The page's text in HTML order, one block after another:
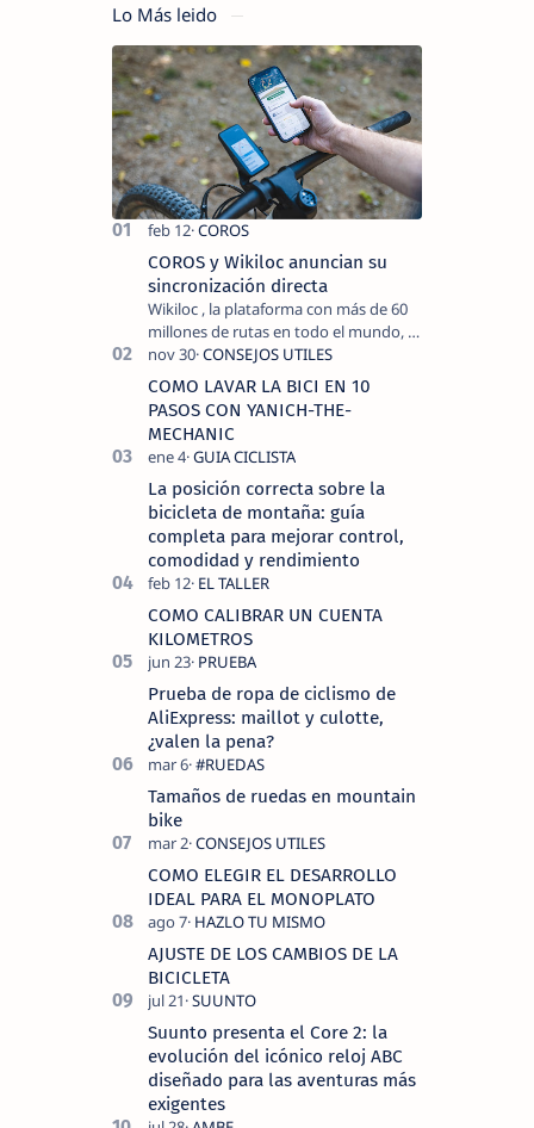
Lo Más leido
COROS y Wikiloc anuncian su
sincronización directa
Wikiloc , la plataforma con más de 60
millones de rutas en todo el mundo, y
COROS , marca de dispositivos GPS
reconocida mundialmente por su
tecnolo…
COMO LAVAR LA BICI EN 10
PASOS CON YANICH-THE-
MECHANIC
La posición correcta sobre la
bicicleta de montaña: guía
completa para mejorar control,
comodidad y rendimiento
COMO CALIBRAR UN CUENTA
KILOMETROS
Prueba de ropa de ciclismo de
AliExpress: maillot y culotte,
¿valen la pena?
Tamaños de ruedas en mountain
bike
COMO ELEGIR EL DESARROLLO
IDEAL PARA EL MONOPLATO
AJUSTE DE LOS CAMBIOS DE LA
BICICLETA
Suunto presenta el Core 2: la
evolución del icónico reloj ABC
diseñado para las aventuras más
exigentes